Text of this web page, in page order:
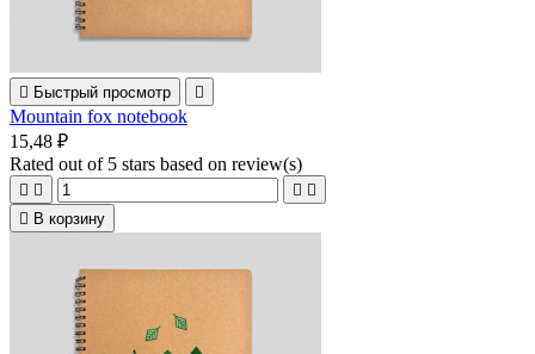
 Быстрый просмотр 
Mountain fox notebook
15,48 ₽
Rated out of 5 stars based on review(s)
   
 В корзину